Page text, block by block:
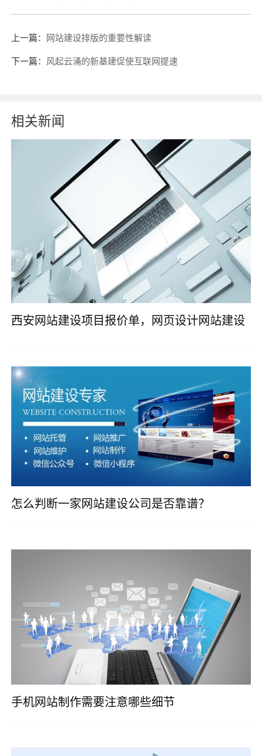
上一篇： 网站建设排版的重要性解读
下一篇： 风起云涌的新基建促使互联网提速
相关新闻
西安网站建设项目报价单，网页设计网站建设
怎么判断一家网站建设公司是否靠谱？
手机网站制作需要注意哪些细节